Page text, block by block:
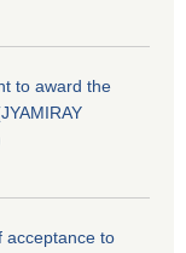
to award the
acceptance to